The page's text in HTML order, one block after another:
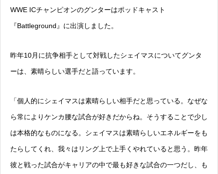
WWE ICチャンピオンのグンターはポッドキャスト
『Battleground』に出演しました。
昨年10月に抗争相手として対戦したシェイマスについてグンタ
ーは、素晴らしい選手だと語っています。
「個人的にシェイマスは素晴らしい相手だと思っている。なぜな
ら常によりケンカ腰な試合が好きだからね。そうすることで少し
は本格的なものになる。シェイマスは素晴らしいエネルギーをも
たらしてくれ、我々はリング上で上手くやれていると思う。昨年
彼と戦った試合がキャリアの中で最も好きな試合の一つだし、も